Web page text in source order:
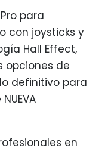
para
con joysticks y
Hall Effect,
opciones de
definitivo para
en